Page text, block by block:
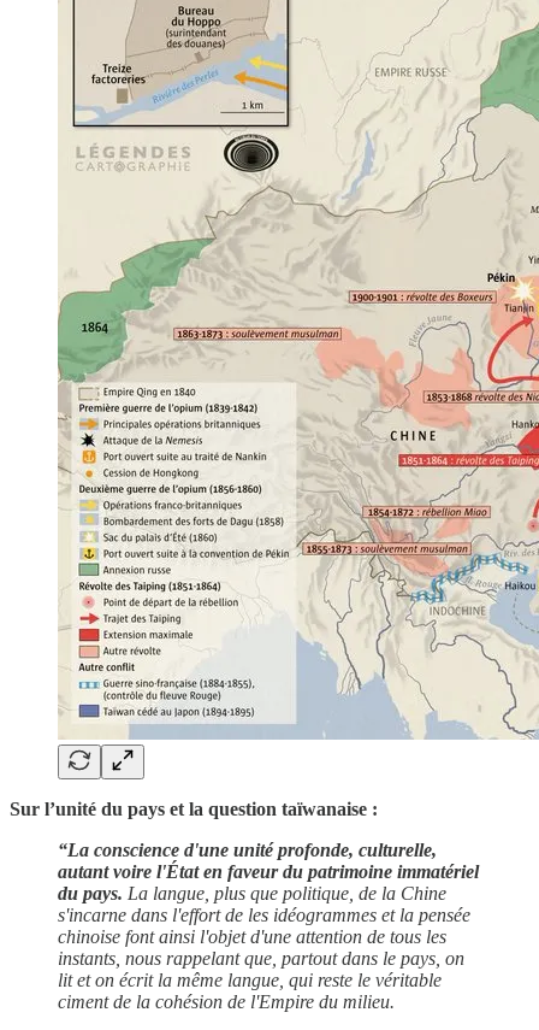
Sur l’unité du pays et la question taïwanaise :
“La conscience d'une unité profonde, culturelle,
autant voire l'État en faveur du patrimoine immatériel
du pays. La langue, plus que politique, de la Chine
s'incarne dans l'effort de les idéogrammes et la pensée
chinoise font ainsi l'objet d'une attention de tous les
instants, nous rappelant que, partout dans le pays, on
lit et on écrit la même langue, qui reste le véritable
ciment de la cohésion de l'Empire du milieu.